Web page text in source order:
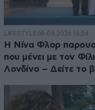
LIFESTYLE08·08·2026 16:24
Η Νίνα Φλορ
που μένει με τον
Λονδίνο – Δείτε το